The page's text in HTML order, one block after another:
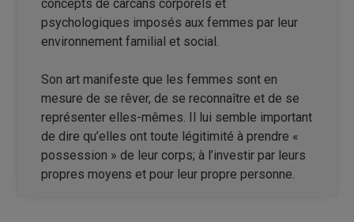
concepts de carcans corporels et
psychologiques imposés aux femmes par leur
environnement familial et social.
Son art manifeste que les femmes sont en
mesure de se rêver, de se reconnaître et de se
représenter elles-mêmes. Il lui semble important
de dire qu’elles ont toute légitimité à prendre «
possession » de leur corps; à l’investir par leurs
propres moyens et pour leur propre personne.